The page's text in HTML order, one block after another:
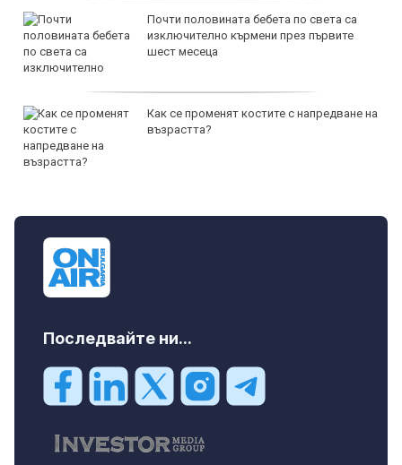
Почти половината бебета по света са
изключително кърмени през първите
шест месеца
Как се променят костите с напредване на
възрастта?
Последвайте ни...